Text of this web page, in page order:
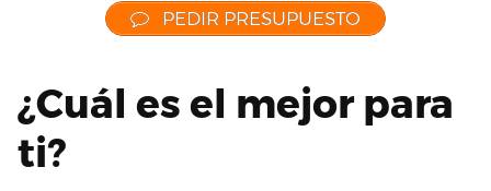
PEDIR PRESUPUESTO
¿Cuál es el mejor para
ti?